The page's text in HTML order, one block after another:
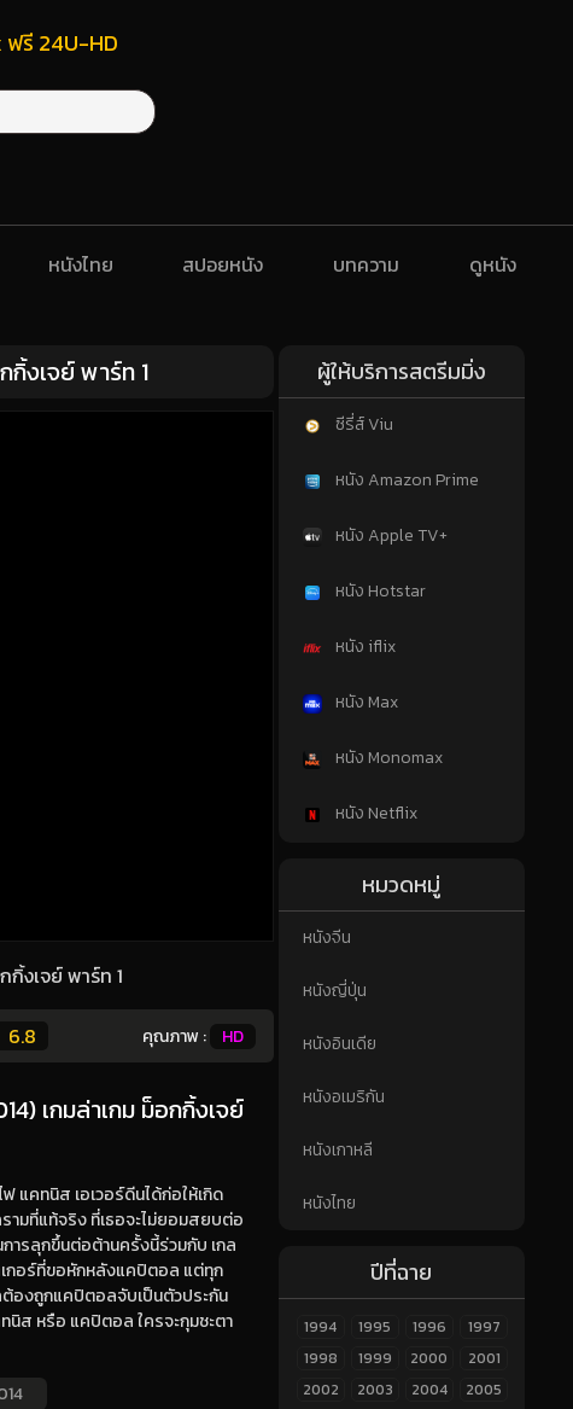
ฟรี 24U-HD
หนังไทย สปอยหนัง บทความ ดูหนัง
กิ้งเจย์ พาร์ท 1
งเจย์ พาร์ท 1
6.8 คุณภาพ : HD
เกมล่าเกม ม็อกกิ้งเจย์
แคทนิส เอเวอร์ดีนได้ก่อให้เกิด
ามที่แท้จริง ที่เธอจะไม่ยอมสยบต่อ
ารลุกขึ้นต่อต้านครั้งนี้ร่วมกับ เกล
เกอร์ที่ขอหักหลังแคปิตอล แต่ทุก
ต้องถูกแคปิตอลจับเป็นตัวประกัน
นิส หรือ แคปิตอล ใครจะกุมชะตา
ผู้ให้บริการสตรีมมิ่ง
ซีรี่ส์ Viu
หนัง Amazon Prime
หนัง Apple TV+
หนัง Hotstar
หนัง iflix
หนัง Max
หนัง Monomax
หนัง Netflix
หมวดหมู่
หนังจีน
หนังญี่ปุ่น
หนังอินเดีย
หนังอเมริกัน
หนังเกาหลี
หนังไทย
ปีที่ฉาย
1994 1995 1996
1997
1998
1999 2000
2001
2002
2003 2004
2005